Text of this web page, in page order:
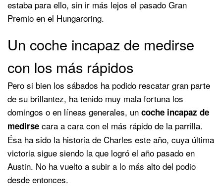
estaba para ello, sin ir más lejos el pasado Gran
Premio en el Hungaroring.
Un coche incapaz de medirse
con los más rápidos
Pero si bien los sábados ha podido rescatar gran parte
de su brillantez, ha tenido muy mala fortuna los
domingos o en líneas generales, un coche incapaz de
medirse cara a cara con el más rápido de la parrilla.
Ésa ha sido la historia de Charles este año, cuya última
victoria sigue siendo la que logró el año pasado en
Austin. No ha vuelto a subir a lo más alto del podio
desde entonces.